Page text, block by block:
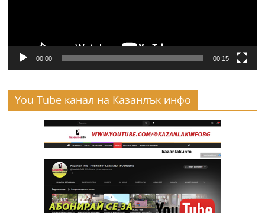
00:00 00:15
You Tube канал на Казанлък инфо